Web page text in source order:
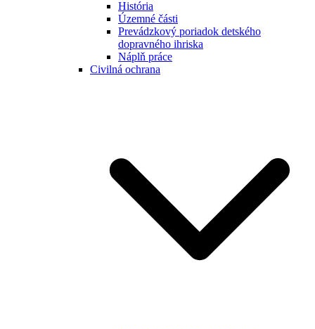
História
Územné části
Prevádzkový poriadok detského
dopravného ihriska
Náplň práce
Civilná ochrana